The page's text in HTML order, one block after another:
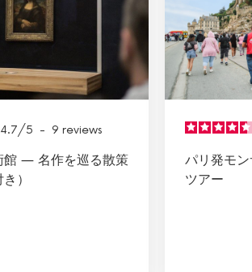
4.7/5 - 9 reviews
館 ― 名作を巡る散策
）
パリ発モ
ツアー